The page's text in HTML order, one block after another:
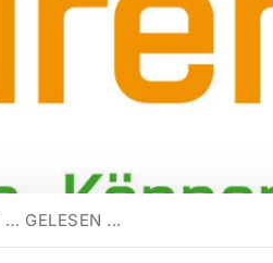
GELESEN ...